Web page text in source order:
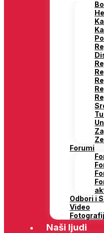
Forumi
Odbori i
Video
Naši ljudi